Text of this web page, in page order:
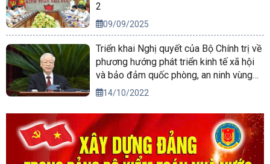
2
09/09/2025
Triển khai Nghị quyết của Bộ Chính trị về
phương hướng phát triển kinh tế xã hội
và bảo đảm quốc phòng, an ninh vùng
Tây Nguyên đến năm 2030, tầm nhìn
14/10/2022